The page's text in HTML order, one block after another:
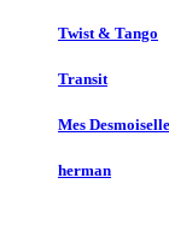
Twist & Tango
Transit
Mes
herman